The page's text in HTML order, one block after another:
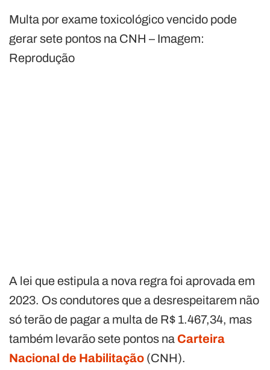
Multa por exame toxicológico vencido pode
gerar sete pontos na CNH – Imagem:
Reprodução
A lei que estipula a nova regra foi aprovada em
2023. Os condutores que a desrespeitarem não
só terão de pagar a multa de R$ 1.467,34, mas
também levarão sete pontos na Carteira
Nacional de Habilitação (CNH).